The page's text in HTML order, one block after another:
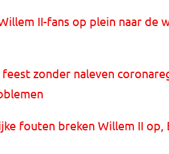
II-fans op plein naar de
zonder naleven
fouten breken Willem II op,